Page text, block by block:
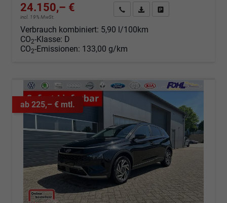
24.150,– €
incl. 19% MwSt.
Angebot anfordern
Fahrzeugexpose (PDF)
Verbrauch kombiniert: 5,90 l/100km
CO2-Klasse: D
CO2-Emissionen: 133,00 g/km
ab 225,– € mtl.